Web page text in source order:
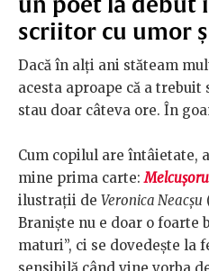
scriitor cu umor
Dacă în alţi ani stăteam
acesta aproape că a trebuit
stau doar câteva ore. În
Cum copilul are întâietate,
mine prima carte:
ilustraţii de Veronica Neacşu
Branişte nu e doar o foarte
maturi”, ci se dovedeşte la